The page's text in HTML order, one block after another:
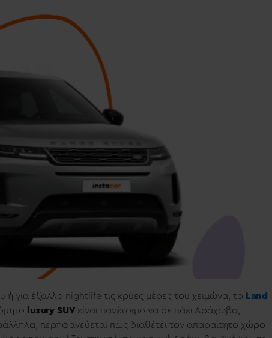
ή για έξαλλο nightlife τις κρύες μέρες του χειμώνα, το Land
luxury SUV είναι πανέτοιμο να σε πάει Αράχωβα,
περηφανεύεται πως διαθέτει τον απαραίτητο χώρο